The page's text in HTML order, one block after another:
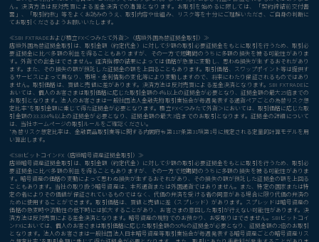
ん。決済方法は反対売買による差金決済での清算となります。お取引を始めるに際しては、「契約締結前交付書
面」、「取引約款」等をよくお読みのうえ、取引内容や仕組み、リスク等を十分にご理解いただき、ご自身の判断に
てお取引くださるようお願いいたします。
≪SBI FXTRADEおよび積立FX＜つみたて外貨＞（店頭外国為替証拠金取引）≫
店頭外国為替証拠金取引は、取引金額（約定代金）に対して少額の取引必要証拠金をもとに取引を行うため、取引必
要証拠金に比べ多額の利益を得ることもありますが、その一方で短期間のうちに多額の損失を被る可能性がありま
す。外貨での出金はできません。経済指標の結果によっては価格が急激に変動し、思わぬ損失が生ずるおそれがあり
ます。また、その損失の額が預託した証拠金の額を上回ることもあります。取引価格、スワップポイント等は提供す
るサービスによって異なり、市場・金利情勢の変化等により変動しますので、将来にわたり保証されるものではあり
ません。取引価格は、買値と売値に差があります。決済方法は反対売買による差金決済となります。SBI FXTRADEに
おいては、個人のお客さまは取引価格に応じた取引金額の4％以上の証拠金が必要となり、証拠金額の最大25倍までの
お取引となります。法人のお客さまは一般社団法人金融先物取引業協会が毎週発表する通貨ペアごとの為替リスク想
定比率*を取引金額に乗じて得た証拠金が必要となります。積立FX＜つみたて外貨＞においては、取引価格に応じた取
引金額の33.334％以上の証拠金が必要となり、証拠金額の最大3倍までのお取引となります。証拠金の詳細について
は、当社ホームページの取引ルールをご確認ください。
*為替リスク想定比率は、金融商品取引業等に関する内閣府令第117条第31項第1号に規定される定量的計算モデルを用
い算出します。
≪SBIビットコインFX（店頭暗号資産証拠金取引）≫
店頭暗号資産証拠金取引は、取引金額（約定代金）に対して少額の取引必要証拠金をもとに取引を行うため、取引必
要証拠金に比べ多額の利益を得ることもありますが、その一方で短期間のうちに多額の損失を被る可能性がありま
す。暗号資産の価格の変動によって思わぬ損失が生ずるおそれがあり、その損失の額が預託した証拠金の額を上回る
こともあります。当社の取り扱う暗号資産は、本邦通貨または外国通貨ではありません。また、特定の国家または特
定の者によりその価値が保証されているものではなく、代価の弁済を受ける者の同意がある場合に限り代価の弁済の
ために使用することができます。取引価格は、買値と売値に差（スプレッド）があります。スプレッドは暗号資産の
価格の急変時や流動性の低下時には拡大することがあり、お客さまの意図した取引が行えない可能性があります。決
済方法は反対売買による差金決済となります。暗号資産の現物でのお預かり、お受取りはできません。SBIビットコイ
ンFXにおいては、個人のお客さまは取引価格に応じた取引金額の50％の証拠金が必要となり、証拠金額の2倍のお取引
となります。法人のお客さまは一般社団法人日本暗号資産等取引業協会が毎週発表する暗号資産ごとの暗号資産リス